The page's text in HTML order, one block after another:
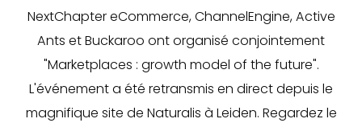
NextChapter eCommerce, ChannelEngine, Active
Ants et Buckaroo ont organisé conjointement
"Marketplaces : growth model of the future".
L'événement a été retransmis en direct depuis le
magnifique site de Naturalis à Leiden. Regardez le